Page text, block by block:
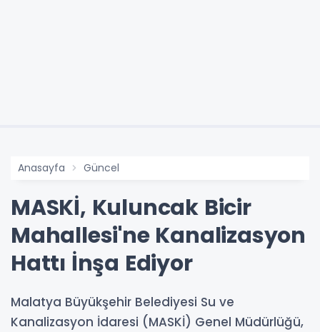
Anasayfa Güncel
MASKİ, Kuluncak Bicir
Mahallesi'ne Kanalizasyon
Hattı İnşa Ediyor
Malatya Büyükşehir Belediyesi Su ve
Kanalizasyon İdaresi (MASKİ) Genel Müdürlüğü,